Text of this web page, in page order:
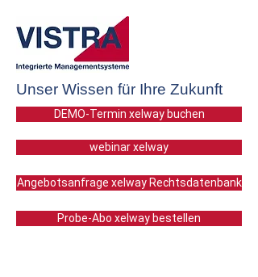
Unser Wissen für Ihre Zukunft
DEMO-Termin xelway buchen
webinar xelway
Angebotsanfrage xelway Rechtsdatenbank
Probe-Abo xelway bestellen